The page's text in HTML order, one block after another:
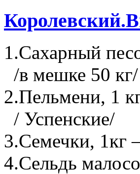
1.Сахарный
/в мешке 50 кг/
2.Пельмени, 1
/ Успенские/
3.Семечки, 1кг
4.Сельдь